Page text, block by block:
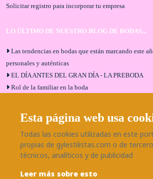
Solicitar registro para incorporar tu empresa
LO ÚLTIMO DE NUESTRO BLOG DE BODAS...
Las tendencias en bodas que están marcando este
personales y auténticas
EL DÍA ANTES DEL GRAN DÍA - LA PREBODA
Rol de la familiar en la boda
Bodas en Alhaurín de la Torre: entrevista exclusiva
Málaga
¿Cómo será tu boda?
Blog de bodas
SÍGUENOS EN NUESTRAS REDES
Esta página web usa
Todas las cookies utilizadas en este
propias de gylestilistas.com o de
técnicos, analíticos y de publicidad
Leer más sobre esto